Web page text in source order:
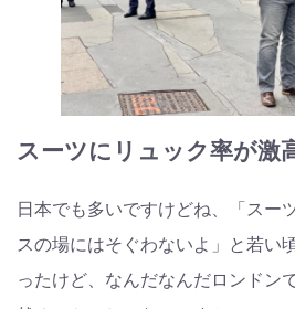
スーツにリュック率が激
日本でも多いですけどね、「スー
スの場にはそぐわないよ」と若い
ったけど、なんだなんだロンドン